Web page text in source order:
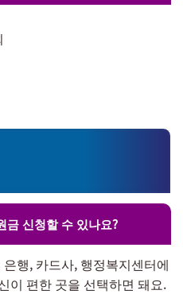
금 신청할 수 있나요?
행, 카드사, 행정복지센터에
이 편한 곳을 선택하면 돼요.